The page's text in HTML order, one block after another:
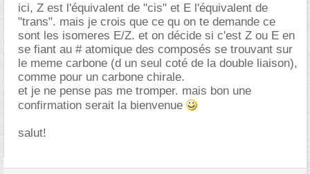
ici, Z est l'équivalent de "cis" et E l'équivalent de
"trans". mais je crois que ce qu on te demande ce
sont les isomeres E/Z. et on décide si c'est Z ou E en
se fiant au # atomique des composés se trouvant sur
le meme carbone (d un seul coté de la double liaison),
comme pour un carbone chirale.
et je ne pense pas me tromper. mais bon une
confirmation serait la bienvenue
salut!